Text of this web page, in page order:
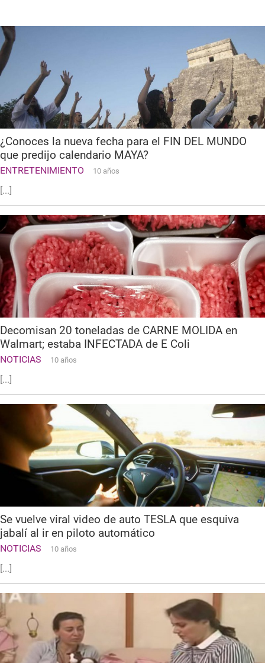
¿Conoces la nueva fecha para el FIN DEL MUNDO
que predijo calendario MAYA?
ENTRETENIMIENTO 10 años
[...]
Decomisan 20 toneladas de CARNE MOLIDA en
Walmart; estaba INFECTADA de E Coli
NOTICIAS 10 años
[...]
Se vuelve viral video de auto TESLA que esquiva
jabalí al ir en piloto automático
NOTICIAS 10 años
[...]